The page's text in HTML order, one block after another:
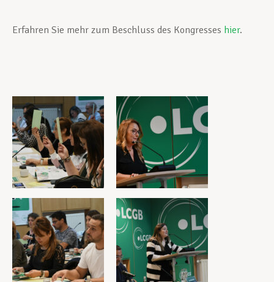
Erfahren Sie mehr zum Beschluss des Kongresses hier.